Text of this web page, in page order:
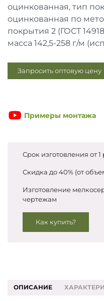
оцинкованная, тип
оцинкованная по
покрытия 2 (ГОСТ
масса 142,5-258 г/м
Запросить оптовую цену
Примеры монтажа
Срок изготовления от
Скидка до 40% (от
Изготовление
чертежам
Как купить?
ОПИСАНИЕ
Соглашаюсь на обработку